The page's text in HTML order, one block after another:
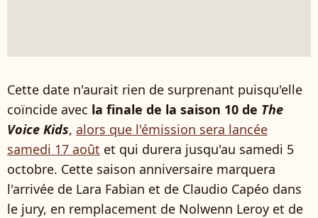
Cette date n'aurait rien de surprenant puisqu'elle
coïncide avec la finale de la saison 10 de The
Voice Kids, alors que l'émission sera lancée
samedi 17 août et qui durera jusqu'au samedi 5
octobre. Cette saison anniversaire marquera
l'arrivée de Lara Fabian et de Claudio Capéo dans
le jury, en remplacement de Nolwenn Leroy et de